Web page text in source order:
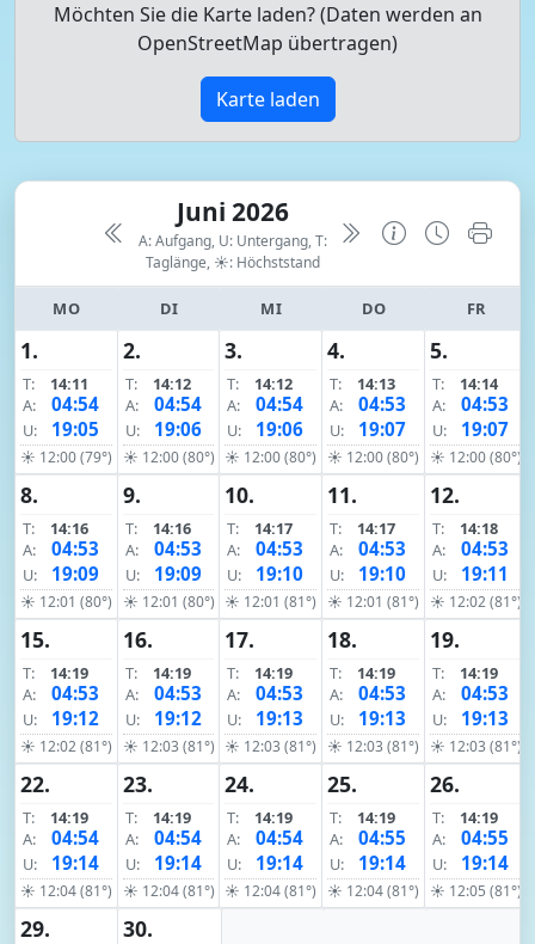
Möchten Sie die Karte laden? (Daten werden an
OpenStreetMap übertragen)
Karte laden
Juni 2026
A: Aufgang, U: Untergang, T:
Taglänge, ☀: Höchststand
MO DI MI DO FR
1.
T:
14:11
A:
04:54
U: 19:05
☀ 12:00 (79°)
2.
T:
14:12
A:
04:54
U: 19:06
☀ 12:00 (80°)
3.
T:
14:12
A:
04:54
U: 19:06
☀ 12:00 (80°)
4.
T:
14:13
A:
04:53
U: 19:07
☀ 12:00 (80°)
5.
T:
14:14
A:
04:53
U: 19:07
☀ 12:00 (80°)
8.
T:
14:16
A:
04:53
U: 19:09
☀ 12:01 (80°)
9.
T:
14:16
A:
04:53
U: 19:09
☀ 12:01 (80°)
10.
T:
14:17
A:
04:53
U: 19:10
☀ 12:01 (81°)
11.
T:
14:17
A:
04:53
U: 19:10
☀ 12:01 (81°)
12.
T:
14:18
A:
04:53
U: 19:11
☀ 12:02 (81°)
15.
T:
14:19
A:
04:53
U: 19:12
☀ 12:02 (81°)
16.
T:
14:19
A:
04:53
U: 19:12
☀ 12:03 (81°)
17.
T:
14:19
A:
04:53
U: 19:13
☀ 12:03 (81°)
18.
T:
14:19
A:
04:53
U: 19:13
☀ 12:03 (81°)
19.
T:
14:19
A:
04:53
U: 19:13
☀ 12:03 (81°)
22.
T:
14:19
A:
04:54
U: 19:14
☀ 12:04 (81°)
23.
T:
14:19
A:
04:54
U: 19:14
☀ 12:04 (81°)
24.
T:
14:19
A:
04:54
U: 19:14
☀ 12:04 (81°)
25.
T:
14:19
A:
04:55
U: 19:14
☀ 12:04 (81°)
26.
T:
14:19
A:
04:55
U: 19:14
☀ 12:05 (81°)
29. 30.